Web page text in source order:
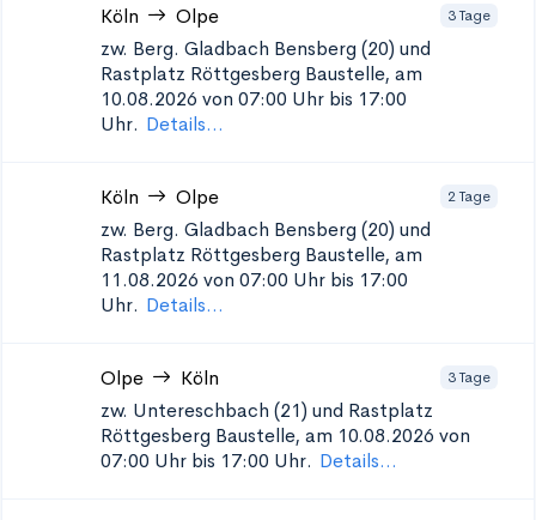
Köln Olpe 3 Tage
zw. Berg. Gladbach Bensberg (20) und
Rastplatz Röttgesberg Baustelle, am
10.08.2026 von 07:00 Uhr bis 17:00
Uhr. Details...
Köln Olpe 2 Tage
zw. Berg. Gladbach Bensberg (20) und
Rastplatz Röttgesberg Baustelle, am
11.08.2026 von 07:00 Uhr bis 17:00
Uhr. Details...
Olpe Köln 3 Tage
zw. Untereschbach (21) und Rastplatz
Röttgesberg Baustelle, am 10.08.2026 von
07:00 Uhr bis 17:00 Uhr. Details...